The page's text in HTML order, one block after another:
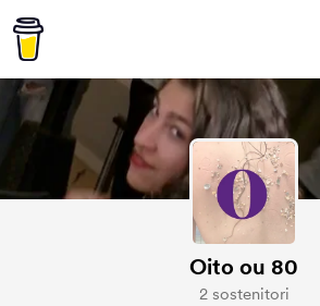
Oito ou 80
2 sostenitori